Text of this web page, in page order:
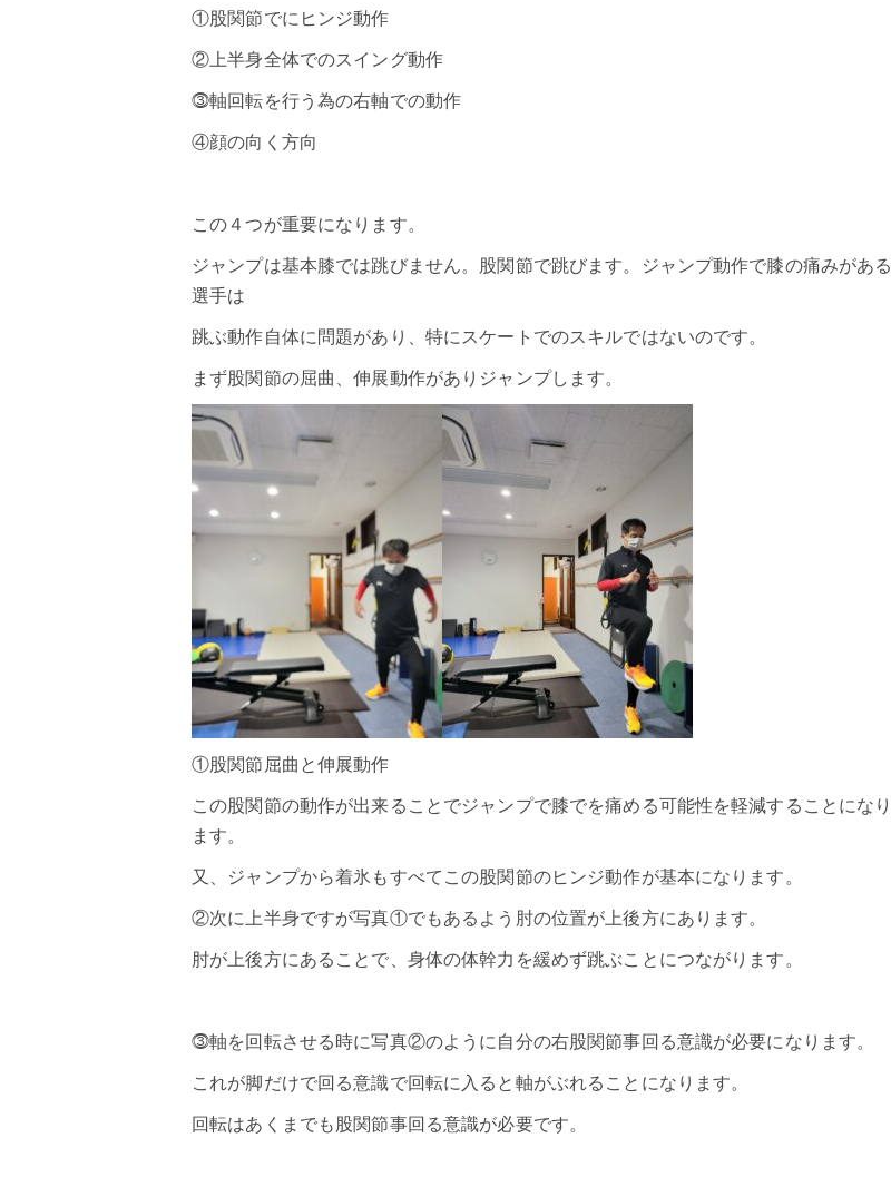
①股関節でにヒンジ動作
②上半身全体でのスイング動作
⓷軸回転を行う為の右軸での動作
④顔の向く方向
この４つが重要になります。
ジャンプは基本膝では跳びません。股関節で跳びます。ジャンプ動作で膝の痛みがある
選手は
跳ぶ動作自体に問題があり、特にスケートでのスキルではないのです。
まず股関節の屈曲、伸展動作がありジャンプします。
①股関節屈曲と伸展動作
この股関節の動作が出来ることでジャンプで膝でを痛める可能性を軽減することになり
ます。
又、 ジャンプから着氷もすべてこの股関節のヒンジ動作が基本になります。
②次に上半身ですが写真①でもあるよう肘の位置が上後方にあります。
肘が上後方にあることで、身体の体幹力を緩めず跳ぶことにつながります。
⓷軸を回転させる時に写真②のように自分の右股関節事回る意識が必要になります。
これが脚だけで回る意識で回転に入ると軸がぶれることになります。
回転はあくまでも股関節事回る意識が必要です。